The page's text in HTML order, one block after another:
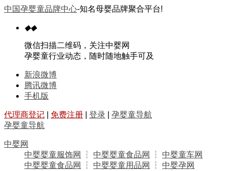
中国孕婴童品牌中心-知名母婴品牌聚合平台!
◆◆
微信扫描二维码，关注中婴网
孕婴童行业动态，随时随地触手可及
新浪微博
腾讯微博
手机版
代理商登记 免费注册 登录
孕婴童导航
孕婴童导航
中婴网
中婴婴童服饰网
┆ 中婴婴童食品网 ┆ 中婴童车网
中婴婴童食品网
┆ 中婴婴童用品网 ┆ 中婴孕网